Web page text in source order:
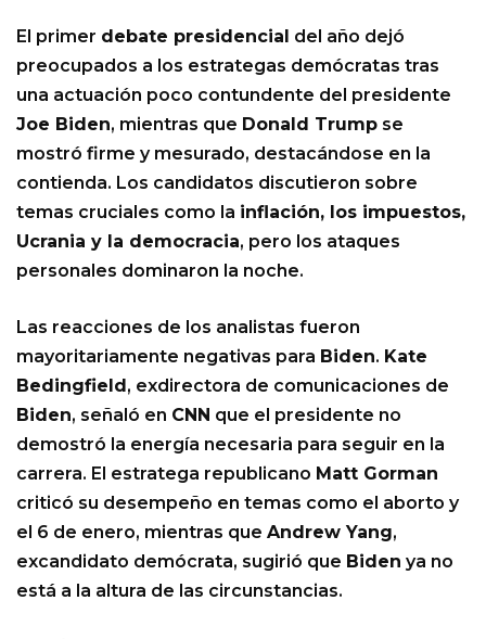
El primer debate presidencial del año dejó
preocupados a los estrategas demócratas tras
una actuación poco contundente del presidente
Joe Biden, mientras que Donald Trump se
mostró firme y mesurado, destacándose en la
contienda. Los candidatos discutieron sobre
temas cruciales como la inflación, los impuestos,
Ucrania y la democracia, pero los ataques
personales dominaron la noche.
Las reacciones de los analistas fueron
mayoritariamente negativas para Biden. Kate
Bedingfield, exdirectora de comunicaciones de
Biden, señaló en CNN que el presidente no
demostró la energía necesaria para seguir en la
carrera. El estratega republicano Matt Gorman
criticó su desempeño en temas como el aborto y
el 6 de enero, mientras que Andrew Yang,
excandidato demócrata, sugirió que Biden ya no
está a la altura de las circunstancias.